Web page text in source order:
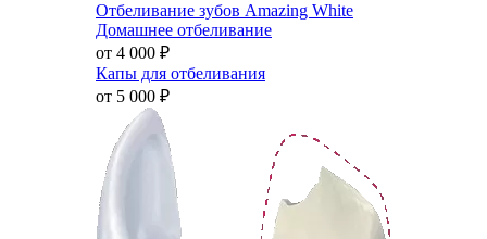
Отбеливание зубов Amazing White
Домашнее отбеливание
от 4 000 ₽
Капы для отбеливания
от 5 000 ₽